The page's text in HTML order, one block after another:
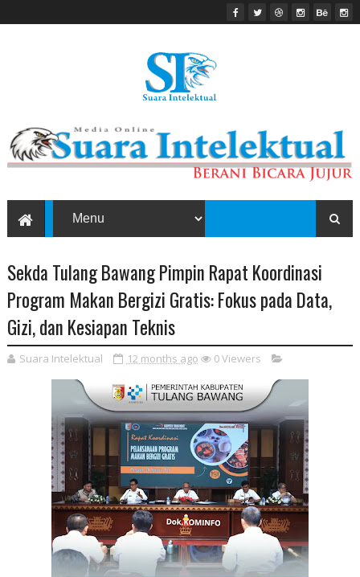
Sekda Tulang Bawang Pimpin Rapat Koordinasi
Program Makan Bergizi Gratis: Fokus pada Data,
Gizi, dan Kesiapan Teknis
Suara Intelektual 12 months ago 0Viewers